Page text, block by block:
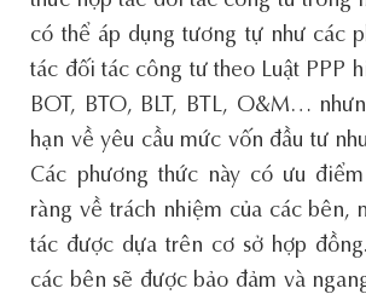
có thể áp dụng tương tự như các
tác đối tác công tư theo Luật PPP
BOT, BTO, BLT, BTL, O&M…
hạn về yêu cầu mức vốn đầu tư
Các phương thức này có ưu
ràng về trách nhiệm của các bên,
tác được dựa trên cơ sở hợp
các bên sẽ được bảo đảm và